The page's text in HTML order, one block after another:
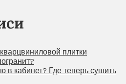
плитки
в кабинет? Где теперь сушить